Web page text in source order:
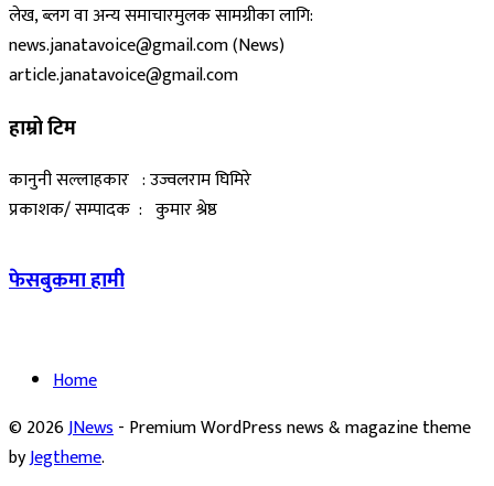
लेख, ब्लग वा अन्य समाचारमुलक सामग्रीका लागि:
news.janatavoice@gmail.com (News)
article.janatavoice@gmail.com
हाम्रो टिम
कानुनी सल्लाहकार : उज्वलराम घिमिरे
प्रकाशक/ सम्पादक : कुमार श्रेष्ठ
फेसबुकमा हामी
Home
© 2026JNews- Premium WordPress news & magazine theme
byJegtheme.